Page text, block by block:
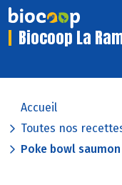
Biocoop La
Accueil
Toutes nos
Poke bowl